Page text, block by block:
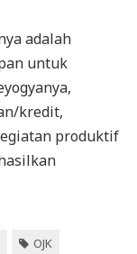
adalah
untuk
kredit,
produktif
OJK